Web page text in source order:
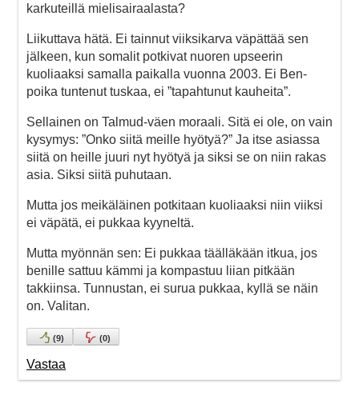
karkuteillä mielisairaalasta?
Liikuttava hätä. Ei tainnut viiksikarva väpättää sen
jälkeen, kun somalit potkivat nuoren upseerin
kuoliaaksi samalla paikalla vuonna 2003. Ei Ben-
poika tuntenut tuskaa, ei ”tapahtunut kauheita”.
Sellainen on Talmud-väen moraali. Sitä ei ole, on vain
kysymys: ”Onko siitä meille hyötyä?” Ja itse asiassa
siitä on heille juuri nyt hyötyä ja siksi se on niin rakas
asia. Siksi siitä puhutaan.
Mutta jos meikäläinen potkitaan kuoliaaksi niin viiksi
ei väpätä, ei pukkaa kyyneltä.
Mutta myönnän sen: Ei pukkaa täälläkään itkua, jos
benille sattuu kämmi ja kompastuu liian pitkään
takkiinsa. Tunnustan, ei surua pukkaa, kyllä se näin
on. Valitan.
(9) (0)
Vastaa